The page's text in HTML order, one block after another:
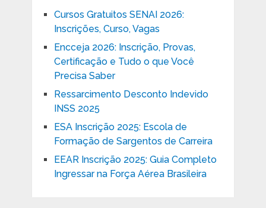
Cursos Gratuitos SENAI 2026:
Inscrições, Curso, Vagas
Encceja 2026: Inscrição, Provas,
Certificação e Tudo o que Você
Precisa Saber
Ressarcimento Desconto Indevido
INSS 2025
ESA Inscrição 2025: Escola de
Formação de Sargentos de Carreira
EEAR Inscrição 2025: Guia Completo
Ingressar na Força Aérea Brasileira